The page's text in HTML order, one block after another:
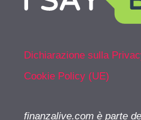
Dichiarazione sulla
Cookie Policy (UE)
finanzalive.com è parte